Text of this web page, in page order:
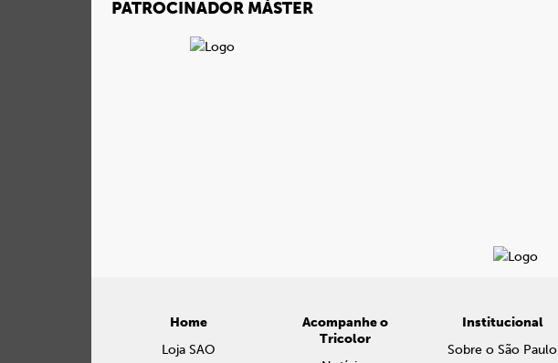
PATROCINADOR MÁSTER
Home
Loja SAO
Acompanhe o
Tricolor
Institucional
Sobre o São Paulo